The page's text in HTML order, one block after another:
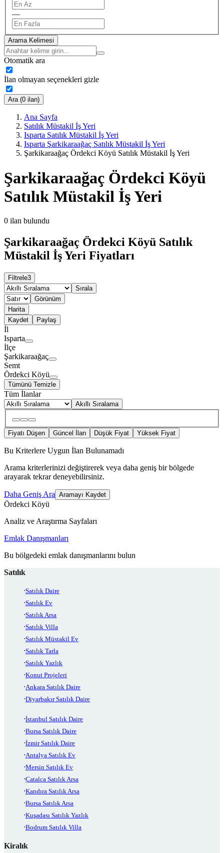
—
Arama Kelimesi
Otomatik ara
İlan olmayan seçenekleri gizle
Ara (0 ilan)
Ana Sayfa
Satılık Müstakil İş Yeri
Isparta Satılık Müstakil İş Yeri
Isparta Şarkikaraağaç Satılık Müstakil İş Yeri
Şarkikaraağaç Ördekci Köyü Satılık Müstakil İş Yeri
Şarkikaraağaç Ördekci Köyü
Satılık Müstakil İş Yeri
0 ilan bulundu
Şarkikaraağaç Ördekci Köyü Satılık
Müstakil İş Yeri Fiyatları
Filtrele3
Sırala
Görünüm
Harita
Kaydet
Paylaş
İl
Isparta
İlçe
Şarkikaraağaç
Semt
Ördekci Köyü
Tümünü Temizle
Tüm İlanlar
Akıllı Sıralama
Fiyatı Düşen Güncel İlan Düşük Fiyat Yüksek Fiyat
Bu Kriterlere Uygun İlan Bulunamadı
Arama kriterlerinizi değiştirerek veya daha geniş bir bölgede
arayarak tekrar deneyebilirsiniz.
Daha Geniş Ara Aramayı Kaydet
Ördekci Köyü
Analiz ve Araştırma Sayfaları
Emlak Danışmanları
Bu bölgedeki emlak danışmanlarını bulun
Satılık
Satılık Daire
Satılık Ev
Satılık Arsa
Satılık Villa
Satılık Müstakil Ev
Satılık Tarla
Satılık Yazlık
Konut Projeleri
Ankara Satılık Daire
Diyarbakır Satılık Daire
İstanbul Satılık Daire
Bursa Satılık Daire
İzmir Satılık Daire
Antalya Satılık Ev
Mersin Satılık Ev
Çatalca Satılık Arsa
Kandıra Satılık Arsa
Bursa Satılık Arsa
Kuşadası Satılık Yazlık
Bodrum Satılık Villa
Kiralık